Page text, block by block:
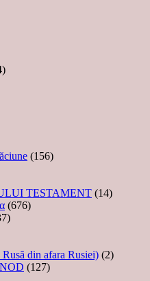
(156)
TESTAMENT (14)
(676)
din afara Rusiei) (2)
(127)